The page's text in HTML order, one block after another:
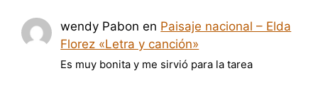
wendy Pabon en Paisaje nacional – Elda
Florez «Letra y canción»
Es muy bonita y me sirvió para la tarea